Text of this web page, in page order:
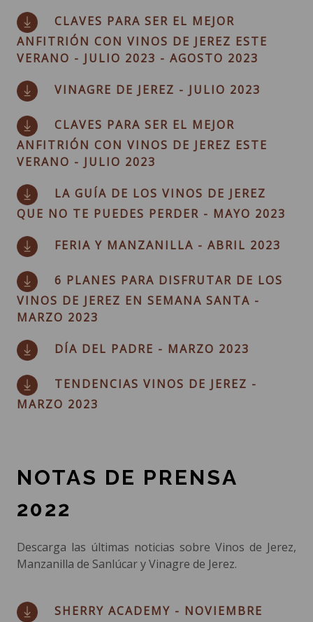
CLAVES PARA SER EL MEJOR
ANFITRIÓN CON VINOS DE JEREZ ESTE
VERANO - JULIO 2023 - AGOSTO 2023
VINAGRE DE JEREZ - JULIO 2023
CLAVES PARA SER EL MEJOR
ANFITRIÓN CON VINOS DE JEREZ ESTE
VERANO - JULIO 2023
LA GUÍA DE LOS VINOS DE JEREZ
QUE NO TE PUEDES PERDER - MAYO 2023
FERIA Y MANZANILLA - ABRIL 2023
6 PLANES PARA DISFRUTAR DE LOS
VINOS DE JEREZ EN SEMANA SANTA -
MARZO 2023
DÍA DEL PADRE - MARZO 2023
TENDENCIAS VINOS DE JEREZ -
MARZO 2023
NOTAS DE PRENSA
2022
Descarga las últimas noticias sobre Vinos de Jerez,
Manzanilla de Sanlúcar y Vinagre de Jerez.
SHERRY ACADEMY - NOVIEMBRE